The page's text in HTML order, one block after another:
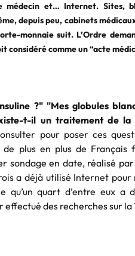
et… Internet. Sites,
depuis peu, cabinets
monnaie suit. L’Ordre
considéré comme un “acte
?" "Mes globules
t-il un traitement de
pour poser ces
plus en plus de Français
sondage en date, réalisé
a déjà utilisé Internet
qu’un quart d’entre eux a
des recherches sur la